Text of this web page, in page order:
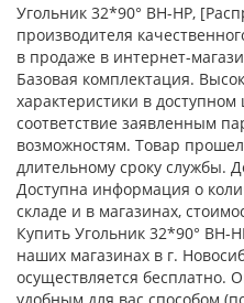
Угольник 32*90° ВН-НР,
производителя
в продаже в интернет-
Базовая комплектация.
характеристики в
соответствие заявленным
возможностям. Товар
длительному сроку службы.
Доступна информация о
складе и в магазинах,
Купить Угольник 32*90° ВН-
наших магазинах в г.
осуществляется
удобным для вас способом